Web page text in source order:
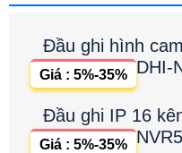
Đầu ghi hình
DHI-
Giá : 5%-35%
Đầu ghi IP 16
Giá : 5%-35%